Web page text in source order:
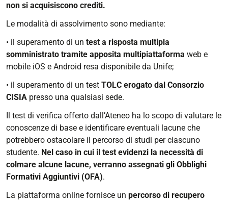
non si acquisiscono crediti.
Le modalità di assolvimento sono mediante:
• il superamento di un test a risposta multipla
somministrato tramite apposita multipiattaforma web e
mobile iOS e Android resa disponibile da Unife;
• il superamento di un test TOLC erogato dal Consorzio
CISIA presso una qualsiasi sede.
Il test di verifica offerto dall’Ateneo ha lo scopo di valutare le
conoscenze di base e identificare eventuali lacune che
potrebbero ostacolare il percorso di studi per ciascuno
studente. Nel caso in cui il test evidenzi la necessità di
colmare alcune lacune, verranno assegnati gli Obblighi
Formativi Aggiuntivi (OFA).
La piattaforma online fornisce un percorso di recupero